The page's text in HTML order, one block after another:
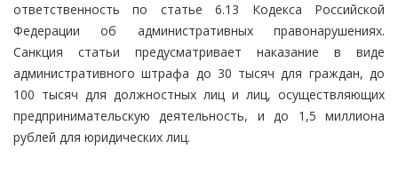
ответственность по статье 6.13 Кодекса Российской
Федерации об административных правонарушениях.
Санкция статьи предусматривает наказание в виде
административного штрафа до 30 тысяч для граждан, до
100 тысяч для должностных лиц и лиц, осуществляющих
предпринимательскую деятельность, и до 1,5 миллиона
рублей для юридических лиц.